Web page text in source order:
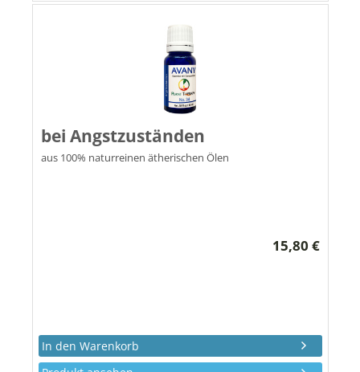
bei Angstzuständen
aus 100% naturreinen ätherischen Ölen
15,80 €